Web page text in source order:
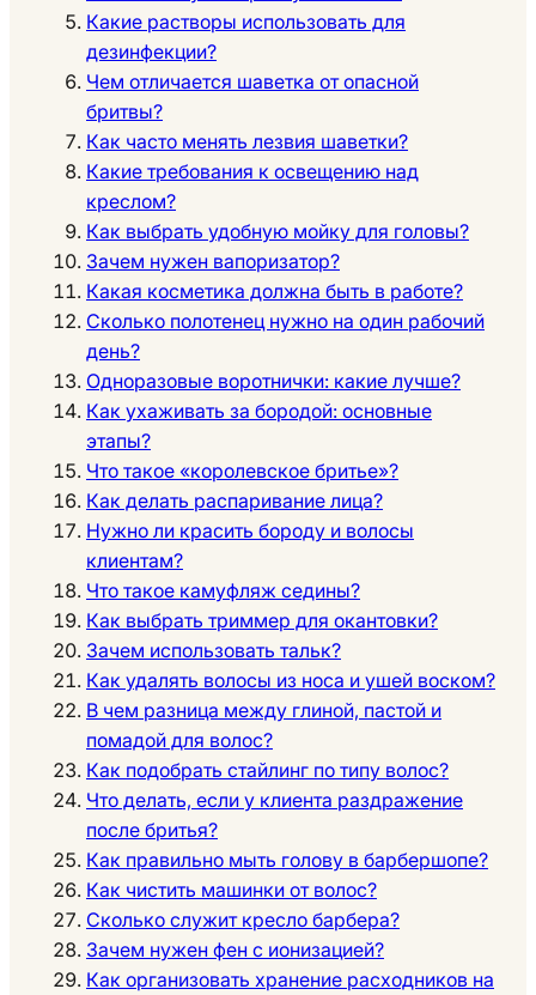
Какие растворы использовать для
дезинфекции?
Чем отличается шаветка от опасной
бритвы?
Как часто менять лезвия шаветки?
Какие требования к освещению над
креслом?
Как выбрать удобную мойку для головы?
Зачем нужен вапоризатор?
Какая косметика должна быть в работе?
Сколько полотенец нужно на один рабочий
день?
Одноразовые воротнички: какие лучше?
Как ухаживать за бородой: основные
этапы?
Что такое «королевское бритье»?
Как делать распаривание лица?
Нужно ли красить бороду и волосы
клиентам?
Что такое камуфляж седины?
Как выбрать триммер для окантовки?
Зачем использовать тальк?
Как удалять волосы из носа и ушей воском?
В чем разница между глиной, пастой и
помадой для волос?
Как подобрать стайлинг по типу волос?
Что делать, если у клиента раздражение
после бритья?
Как правильно мыть голову в барбершопе?
Как чистить машинки от волос?
Сколько служит кресло барбера?
Зачем нужен фен с ионизацией?
Как организовать хранение расходников на